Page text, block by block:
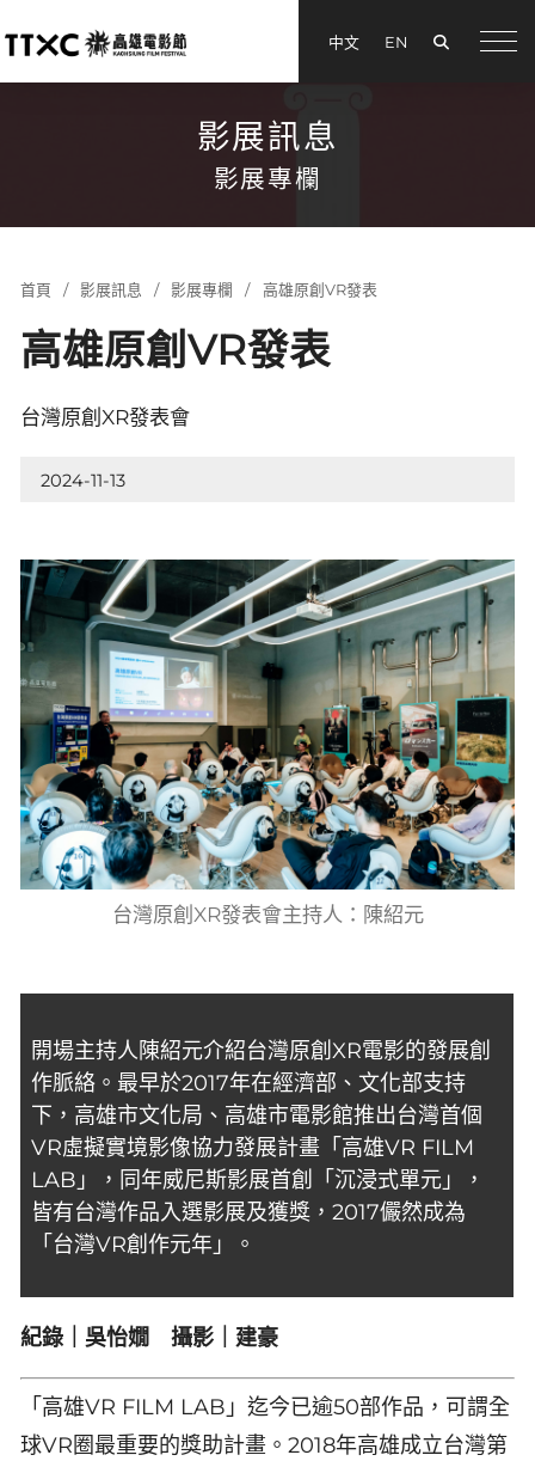
中文 EN
影展訊息
影展專欄
首頁 影展訊息 影展專欄 高雄原創VR發表
高雄原創VR發表
台灣原創XR發表會
2024-11-13
台灣原創XR發表會主持人：陳紹元
開場主持人陳紹元介紹台灣原創XR電影的發展創
作脈絡。最早於2017年在經濟部、文化部支持
下，高雄市文化局、高雄市電影館推出台灣首個
VR虛擬實境影像協力發展計畫「高雄VR FILM
LAB」，同年威尼斯影展首創「沉浸式單元」，
皆有台灣作品入選影展及獲獎，2017儼然成為
「台灣VR創作元年」。
紀錄｜吳怡嫺 攝影｜建豪
「高雄VR FILM LAB」迄今已逾50部作品，可謂全
球VR圈最重要的獎助計畫。2018年高雄成立台灣第